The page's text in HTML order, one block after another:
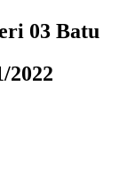
03 Batu
2022